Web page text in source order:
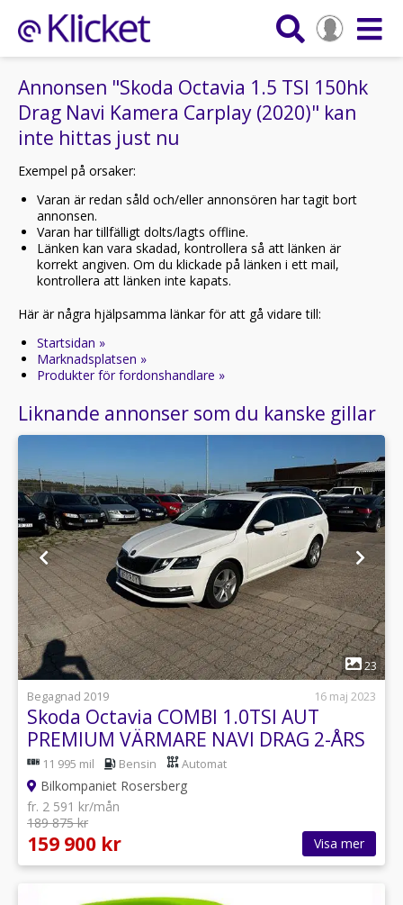
Annonsen "Skoda Octavia 1.5 TSI 150hk
Drag Navi Kamera Carplay (2020)" kan
inte hittas just nu
Exempel på orsaker:
Varan är redan såld och/eller annonsören har tagit bort
annonsen.
Varan har tillfälligt dolts/lagts offline.
Länken kan vara skadad, kontrollera så att länken är
korrekt angiven. Om du klickade på länken i ett mail,
kontrollera att länken inte kapats.
Här är några hjälpsamma länkar för att gå vidare till:
Startsidan »
Marknadsplatsen »
Produkter för fordonshandlare »
Liknande annonser som du kanske gillar
1
23
Begagnad 2019
16 maj 2023
Skoda Octavia COMBI 1.0TSI AUT
PREMIUM VÄRMARE NAVI DRAG 2-ÅRS
GARANTI
11 995 mil Bensin Automat
Bilkompaniet Rosersberg
fr. 2 591 kr/mån
189 875 kr
159 900 kr Visa mer